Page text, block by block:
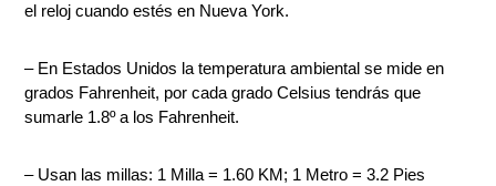
el reloj cuando estés en Nueva York.
– En Estados Unidos la temperatura ambiental se mide en
grados Fahrenheit, por cada grado Celsius tendrás que
sumarle 1.8º a los Fahrenheit.
– Usan las millas: 1 Milla = 1.60 KM; 1 Metro = 3.2 Pies